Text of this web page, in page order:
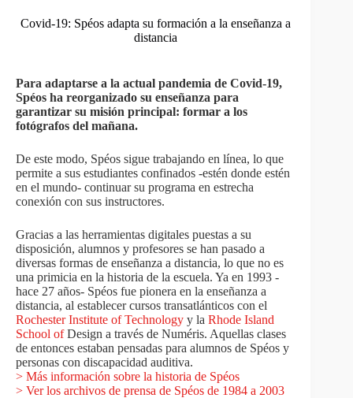
Covid-19: Spéos adapta su formación a la enseñanza a
distancia
Para adaptarse a la actual pandemia de Covid-19,
Spéos ha reorganizado su enseñanza para
garantizar su misión principal: formar a los
fotógrafos del mañana.
De este modo, Spéos sigue trabajando en línea, lo que
permite a sus estudiantes confinados -estén donde estén
en el mundo- continuar su programa en estrecha
conexión con sus instructores.
Gracias a las herramientas digitales puestas a su
disposición, alumnos y profesores se han pasado a
diversas formas de enseñanza a distancia, lo que no es
una primicia en la historia de la escuela. Ya en 1993 -
hace 27 años- Spéos fue pionera en la enseñanza a
distancia, al establecer cursos transatlánticos con el
Rochester Institute of Technology y la Rhode Island
School ofDesign a través de Numéris. Aquellas clases
de entonces estaban pensadas para alumnos de Spéos y
personas con discapacidad auditiva.
> Más información sobre la historia de Spéos
> Ver los archivos de prensa de Spéos de 1984 a 2003